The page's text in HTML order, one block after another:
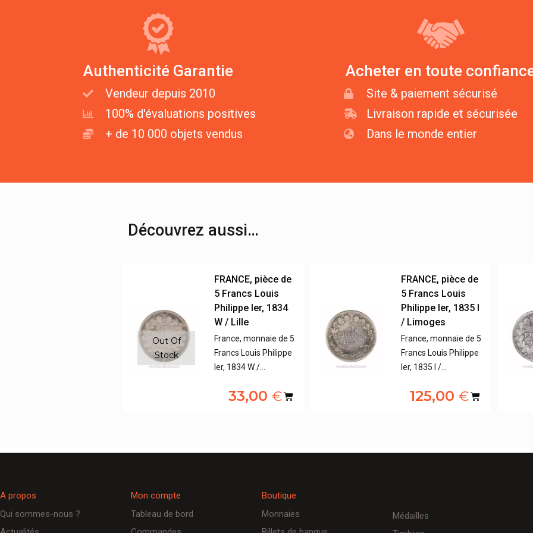
Authenticité Garantie
Vendeur depuis 2010
100% d'évaluations positives
+ de 10 000 objets vendus
Acheter en toute
Site & paiement sécurisé
Livraison rapide et sécurisée
Dans le monde entier
Découvrez aussi…
Out Of
Stock
FRANCE, pièce de
5 Francs Louis
Philippe Ier, 1834
W / Lille
France, monnaie de 5
Francs Louis Philippe
Ier, 1834 W /…
33,00 €
FRANCE, pièce de
5 Francs Louis
Philippe Ier, 1835 I
/ Limoges
France, monnaie de 5
Francs Louis Philippe
Ier, 1835 I /…
125,00 €
A propos
Qui sommes-nous ?
Mon compte
Tableau de bord
Boutique
Monnaies
Médailles